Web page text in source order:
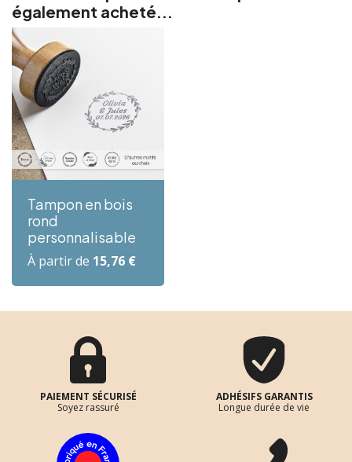
également acheté...
Tampon en bois
rond
personnalisable
À partir de Prix
15,76 €
PAIEMENT SÉCURISÉ
Soyez rassuré
ADHÉSIFS GARANTIS
Longue durée de vie